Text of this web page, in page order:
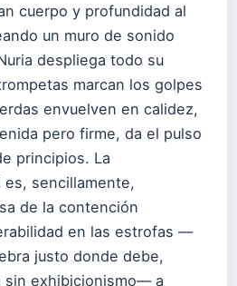
cuerpo y profundidad al
un muro de sonido
despliega todo su
marcan los golpes
envuelven en calidez,
pero firme, da el pulso
principios. La
sencillamente,
de la contención
en las estrofas —
justo donde debe,
sin exhibicionismo— a